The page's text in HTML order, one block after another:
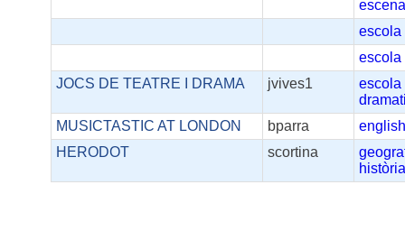
escola
escola
JOCS DE TEATRE I DRAMA
jvives1
escola
MUSICTASTIC AT LONDON
bparra
HERODOT
scortina